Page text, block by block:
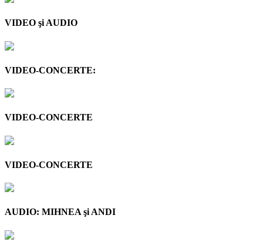
VIDEO şi AUDIO
VIDEO-CONCERTE:
VIDEO-CONCERTE
VIDEO-CONCERTE
AUDIO: MIHNEA şi ANDI